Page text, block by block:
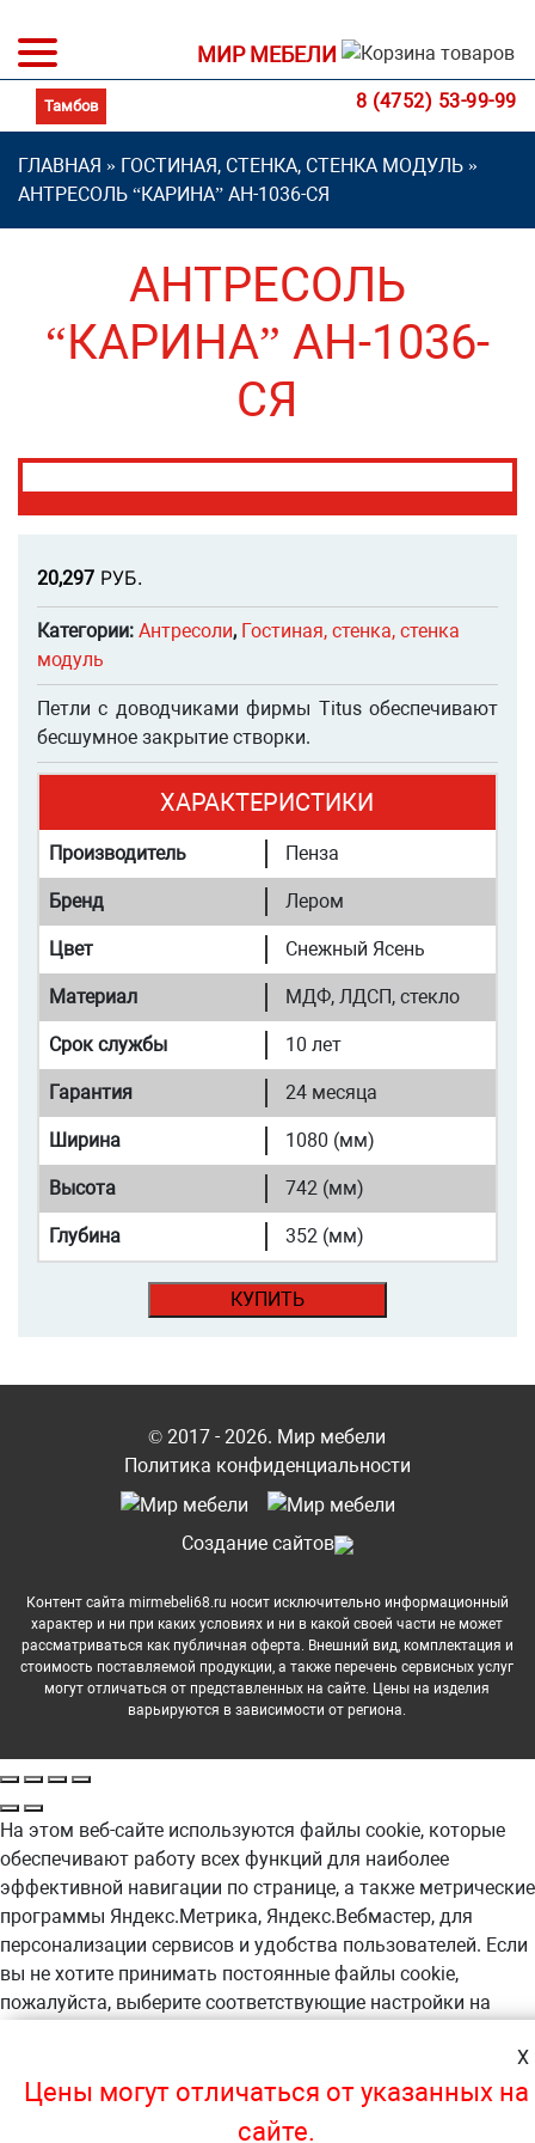
МИР МЕБЕЛИ
8 (4752) 53-99-99
ГЛАВНАЯ » ГОСТИНАЯ, СТЕНКА, СТЕНКА МОДУЛЬ »
АНТРЕСОЛЬ “КАРИНА” АН-1036-СЯ
АНТРЕСОЛЬ
“КАРИНА” АН-1036-
СЯ
20,297 РУБ.
Категории: Антресоли, Гостиная, стенка, стенка
модуль
Петли с доводчиками фирмы Titus обеспечивают
бесшумное закрытие створки.
ХАРАКТЕРИСТИКИ
Производитель Пенза
Бренд Лером
Цвет Снежный Ясень
Материал МДФ, ЛДСП, стекло
Срок службы 10 лет
Гарантия 24 месяца
Ширина 1080 (мм)
Высота 742 (мм)
Глубина 352 (мм)
КУПИТЬ
© 2017 - 2026. Мир мебели
Политика конфиденциальности
Cоздание сайтов
Контент сайта mirmebeli68.ru носит исключительно информационный
характер и ни при каких условиях и ни в какой своей части не может
рассматриваться как публичная оферта. Внешний вид, комплектация и
стоимость поставляемой продукции, а также перечень сервисных услуг
могут отличаться от представленных на сайте. Цены на изделия
варьируются в зависимости от региона.
X
Цены могут отличаться от указанных на
сайте.
На этом веб-сайте используются файлы cookie, которые
обеспечивают работу всех функций для наиболее
эффективной навигации по странице, а также метрические
программы Яндекс.Метрика, Яндекс.Вебмастер, для
персонализации сервисов и удобства пользователей. Если
вы не хотите принимать постоянные файлы cookie,
пожалуйста, выберите соответствующие настройки на
метрических программ Яндекс.Метрика,
Яндекс.Вебмастер, ваших пользовательских данных. А так